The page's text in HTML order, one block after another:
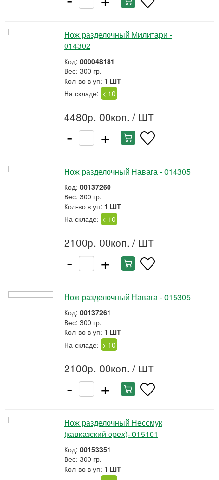
Нож разделочный Милитари -
014302
Код: 000048181
Вес: 300 гр.
Кол-во в уп: 1 ШТ
На складе: < 10
4480р. 00коп. / ШТ
- +
Нож разделочный Навага - 014305
Код: 00137260
Вес: 300 гр.
Кол-во в уп: 1 ШТ
На складе: < 10
2100р. 00коп. / ШТ
- +
Нож разделочный Навага - 015305
Код: 00137261
Вес: 300 гр.
Кол-во в уп: 1 ШТ
На складе: > 10
2100р. 00коп. / ШТ
- +
Нож разделочный Нессмук
(кавказский орех)- 015101
Код: 00153351
Вес: 300 гр.
Кол-во в уп: 1 ШТ